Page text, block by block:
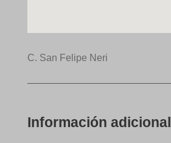
C. San Felipe Neri
Información adicional